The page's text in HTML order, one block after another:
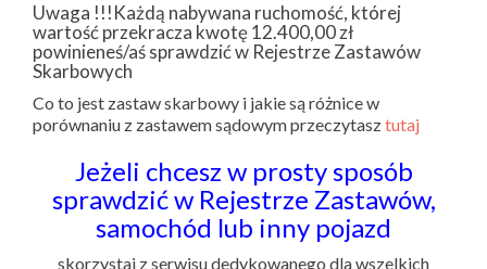
Uwaga !!!Każdą nabywana ruchomość, której
wartość przekracza kwotę 12.400,00 zł
powinieneś/aś sprawdzić w Rejestrze Zastawów
Skarbowych
Co to jest zastaw skarbowy i jakie są różnice w
porównaniu z zastawem sądowym przeczytasztutaj
Jeżeli chcesz w prosty sposób
sprawdzić w Rejestrze Zastawów,
samochód lub inny pojazd
skorzystaj z serwisu dedykowanego dla wszelkich